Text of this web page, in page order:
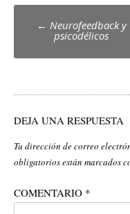
Post
navigation
← Neurofeedback y
psicodélicos
DEJA UNA RESPUESTA
Tu dirección de correo
obligatorios están marcados
COMENTARIO *